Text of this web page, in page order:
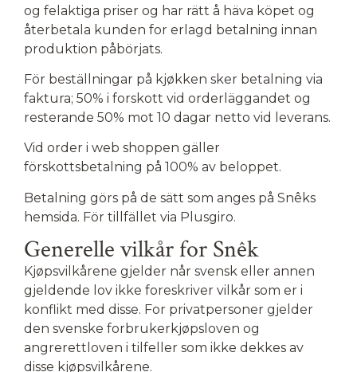
og felaktiga priser og har rätt å häva köpet og
återbetala kunden for erlagd betalning innan
produktion påbörjats.
För beställningar på kjøkken sker betalning via
faktura; 50% i forskott vid orderläggandet og
resterande 50% mot 10 dagar netto vid leverans.
Vid order i web shoppen gäller
förskottsbetalning på 100% av beloppet.
Betalning görs på de sätt som anges på Snêks
hemsida. För tillfället via Plusgiro.
Generelle vilkår for Snêk
Kjøpsvilkårene gjelder når svensk eller annen
gjeldende lov ikke foreskriver vilkår som er i
konflikt med disse. For privatpersoner gjelder
den svenske forbrukerkjøpsloven og
angrerettloven i tilfeller som ikke dekkes av
disse kjøpsvilkårene.